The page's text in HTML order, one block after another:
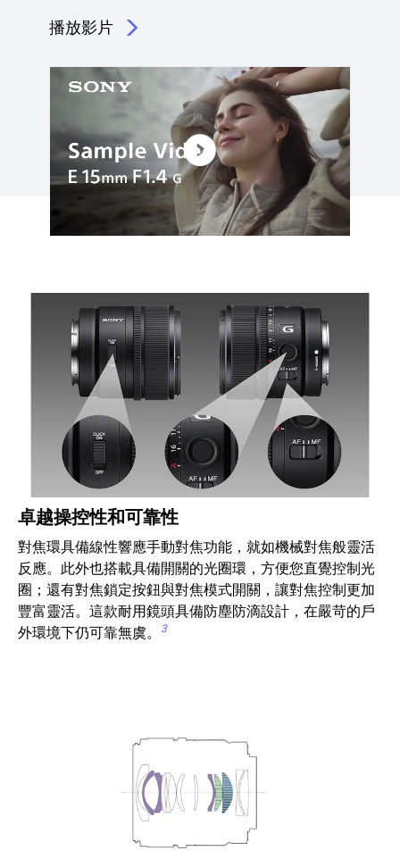
播放影片
點擊播放：讓影片拍攝者盡情表現的絕佳工具
卓越操控性和可靠性
對焦環具備線性響應手動對焦功能，就如機械對焦般靈活
反應。此外也搭載具備開關的光圈環，方便您直覺控制光
圈；還有對焦鎖定按鈕與對焦模式開關，讓對焦控制更加
豐富靈活。這款耐用鏡頭具備防塵防滴設計，在嚴苛的戶
外環境下仍可靠無虞。
3